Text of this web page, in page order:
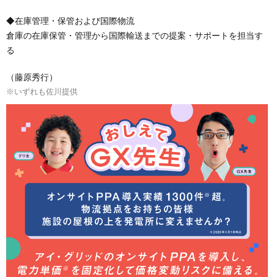
◆在庫管理・保管および国際物流
倉庫の在庫保管・管理から国際輸送までの提案・サポートを担当す
る
（藤原秀行）
※いずれも佐川提供